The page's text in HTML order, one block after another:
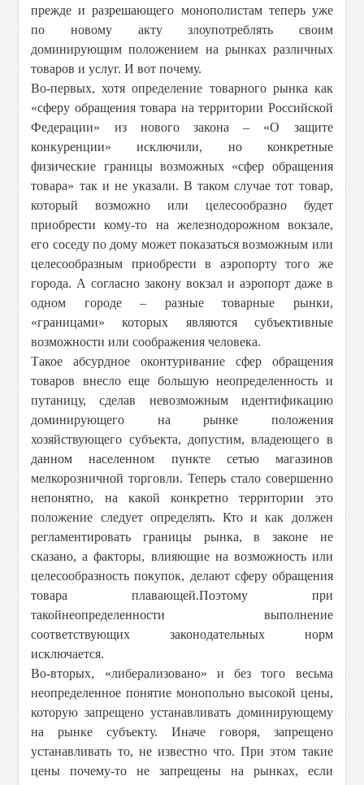
прежде и разрешающего монополистам теперь уже
по новому акту злоупотреблять своим
доминирующим положением на рынках различных
товаров и услуг. И вот почему.
Во-первых, хотя определение товарного рынка как
«сферу обращения товара на территории Российской
Федерации» из нового закона – «О защите
конкуренции» исключили, но конкретные
физические границы возможных «сфер обращения
товара» так и не указали. В таком случае тот товар,
который возможно или целесообразно будет
приобрести кому-то на железнодорожном вокзале,
его соседу по дому может показаться возможным или
целесообразным приобрести в аэропорту того же
города. А согласно закону вокзал и аэропорт даже в
одном городе – разные товарные рынки,
«границами» которых являются субъективные
возможности или соображения человека.
Такое абсурдное оконтуривание сфер обращения
товаров внесло еще большую неопределенность и
путаницу, сделав невозможным идентификацию
доминирующего на рынке положения
хозяйствующего субъекта, допустим, владеющего в
данном населенном пункте сетью магазинов
мелкорозничной торговли. Теперь стало совершенно
непонятно, на какой конкретно территории это
положение следует определять. Кто и как должен
регламентировать границы рынка, в законе не
сказано, а факторы, влияющие на возможность или
целесообразность покупок, делают сферу обращения
товара плавающей.Поэтому при
такойнеопределенности выполнение
соответствующих законодательных норм
исключается.
Во-вторых, «либерализовано» и без того весьма
неопределенное понятие монопольно высокой цены,
которую запрещено устанавливать доминирующему
на рынке субъекту. Иначе говоря, запрещено
устанавливать то, не известно что. При этом такие
цены почему-то не запрещены на рынках, если